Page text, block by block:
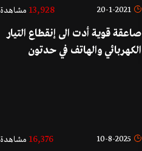
20-1-2021
13,928 مشاهدة
صاعقة قوية أدت الى إنقطاع التيار
الكهربائي والهاتف في حدتون
10-8-2025
16,376 مشاهدة